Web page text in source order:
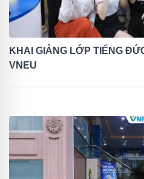
KHAI GIẢNG LỚP TIẾNG
VNEU